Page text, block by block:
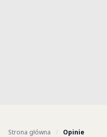
Strona główna / Opinie